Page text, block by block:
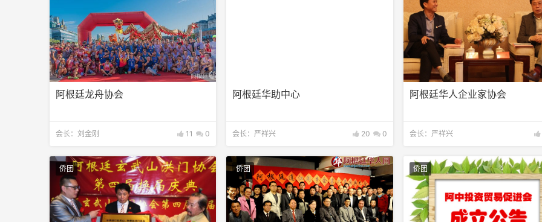
阿根廷龙舟协会
会长：刘金刚 11 0
阿根廷华助中心
会长：严祥兴 20 0
阿根廷华人企业家协会
会长：严祥兴
侨团 侨团 侨团